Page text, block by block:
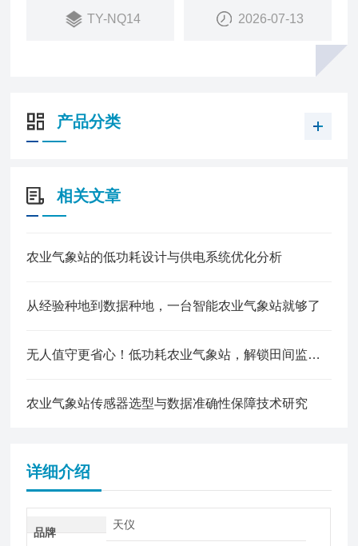
TY-NQ14 2026-07-13
产品分类
相关文章
农业气象站的低功耗设计与供电系统优化分析
从经验种地到数据种地，一台智能农业气象站就够了
无人值守更省心！低功耗农业气象站，解锁田间监测新模式
农业气象站传感器选型与数据准确性保障技术研究
详细介绍
品牌
天仪